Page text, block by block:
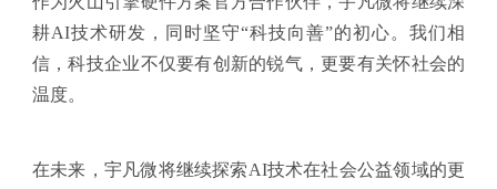
耕AI技术研发，同时坚守“科技向善”的初心。我们相
信，科技企业不仅要有创新的锐气，更要有关怀社会的
温度。
在未来，宇凡微将继续探索AI技术在社会公益领域的更